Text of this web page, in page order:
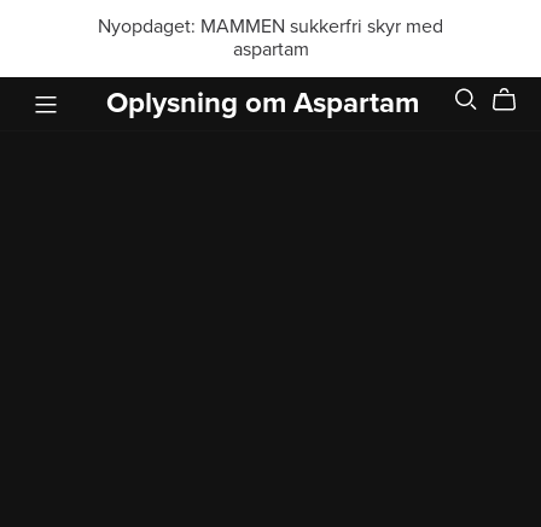
Nyopdaget: MAMMEN sukkerfri skyr med
aspartam
Oplysning om Aspartam